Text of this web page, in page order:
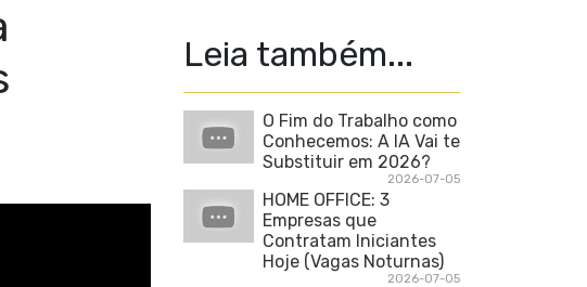
Leia também...
O Fim do Trabalho como
Conhecemos: A IA Vai te
Substituir em 2026?
2026-07-05
HOME OFFICE: 3
Empresas que
Contratam Iniciantes
Hoje (Vagas Noturnas)
2026-07-05